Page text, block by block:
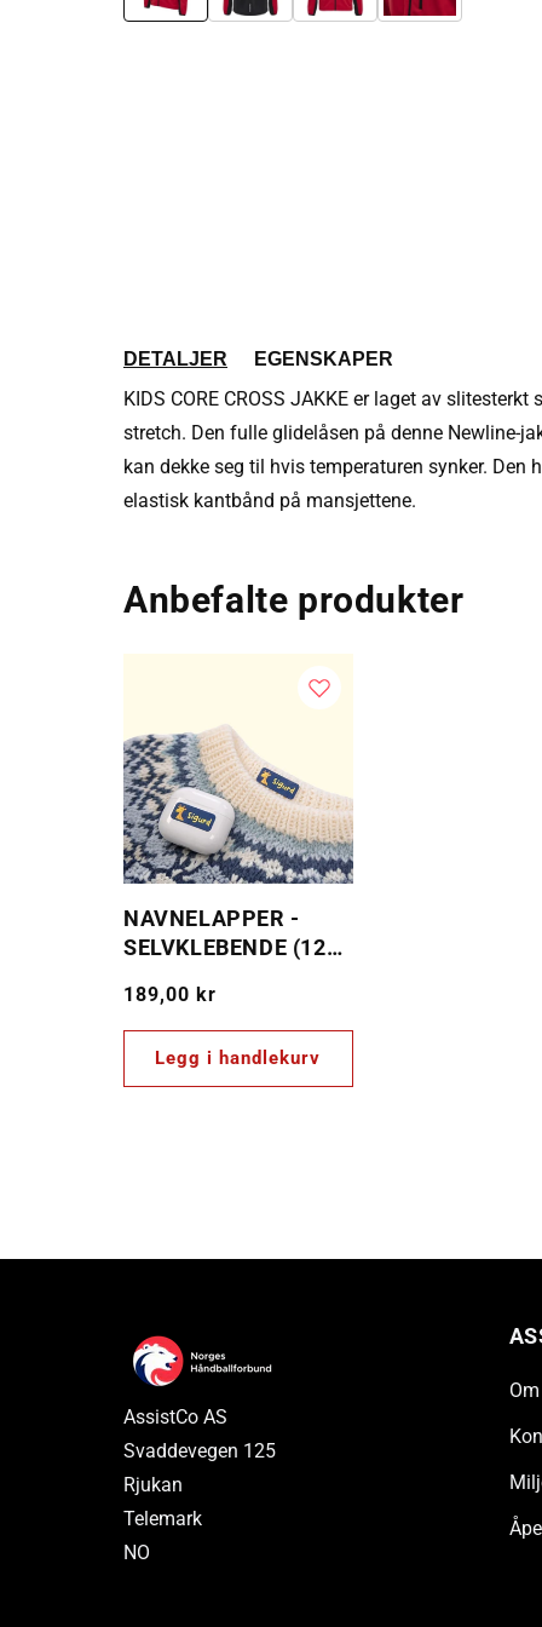
DETALJER EGENSKAPER
KIDS CORE CROSS JAKKE er laget av
stretch. Den fulle glidelåsen på denne Newline-
kan dekke seg til hvis temperaturen synker. Den
elastisk kantbånd på mansjettene.
Anbefalte produkter
NAVNELAPPER -
SELVKLEBENDE (120
Vanlig
189,00 kr
Legg i handlekurv
AssistCo AS
Svaddevegen 125
Rjukan
Telemark
NO